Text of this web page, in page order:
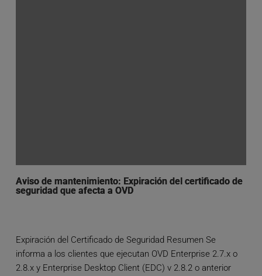
Aviso de mantenimiento: Expiración del certificado de
seguridad que afecta a OVD
Expiración del Certificado de Seguridad Resumen Se
informa a los clientes que ejecutan OVD Enterprise 2.7.x o
2.8.x y Enterprise Desktop Client (EDC) v 2.8.2 o anterior